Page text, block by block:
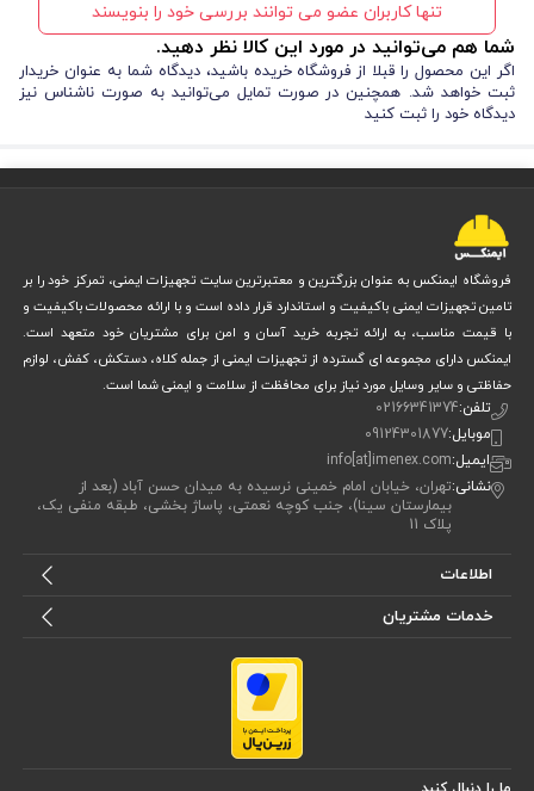
همچنین با وزن سبک و طراحی ارگونومیک، شما می‌توانید در طولانی‌ترین
بود.
کاربرد دستکش ایمنی راپل KAYA SAFETY مدل G-18 FULL
این دستکش برای محیط‌هایی طراحی شده که دست شما در تماس مستقیم با
طناب، ابزارهای فلزی یا شرایط محیطی خشن قرار دارد، از جمله:
عملیات نجات اضطراری یا تمرینی
صعود و فرود از برج‌ها، سازه‌ها یا کوه‌ها
کار در ارتفاع در پروژه‌های صنعتی یا عمرانی
فعالیت‌های کوه‌نوردی و غارنوردی پیشرفته
حضور در تیم‌های امداد و نجات شهری یا نظامی
کوچک‌ترین خطا می‌تواند خطرآفرین باشد، با اطمینان کامل فعالیت کنید.
تنها کاربران عضو می توانند بررسی خود را بنویسند
شما هم می‌توانید در مورد این کالا نظر دهید.
اگر این محصول را قبلا از فروشگاه خریده باشید، دیدگاه شما به عنوان خریدار
ثبت خواهد شد. همچنین در صورت تمایل می‌توانید به صورت ناشناس نیز
دیدگاه خود را ثبت کنید
فروشگاه ایمنکس به عنوان بزرگترین و معتبرترین سایت تجهیزات ایمنی، تمرکز خود را بر
تامین تجهیزات ایمنی باکیفیت و استاندارد قرار داده است و با ارائه محصولات باکیفیت و
با قیمت مناسب، به ارائه تجربه خرید آسان و امن برای مشتریان خود متعهد است.
ایمنکس دارای مجموعه ای گسترده از تجهیزات ایمنی از جمله کلاه، دستکش، کفش، لوازم
حفاظتی و سایر وسایل مورد نیاز برای محافظت از سلامت و ایمنی شما است.
تلفن:02166341374
موبایل:09124301877
ایمیل:info[at]imenex.com
نشانی:تهران، خیابان امام خمینی نرسیده به میدان حسن آباد (بعد از
بیمارستان سینا)، جنب کوچه نعمتی، پاساژ بخشی، طبقه منفی یک،
پلاک 11
اطلاعات
خدمات مشتریان